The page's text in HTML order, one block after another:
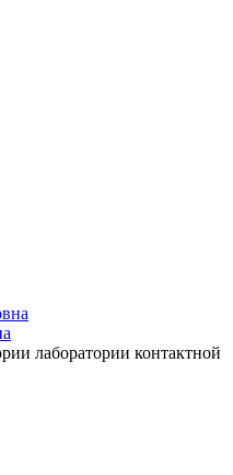
лаборатории контактной